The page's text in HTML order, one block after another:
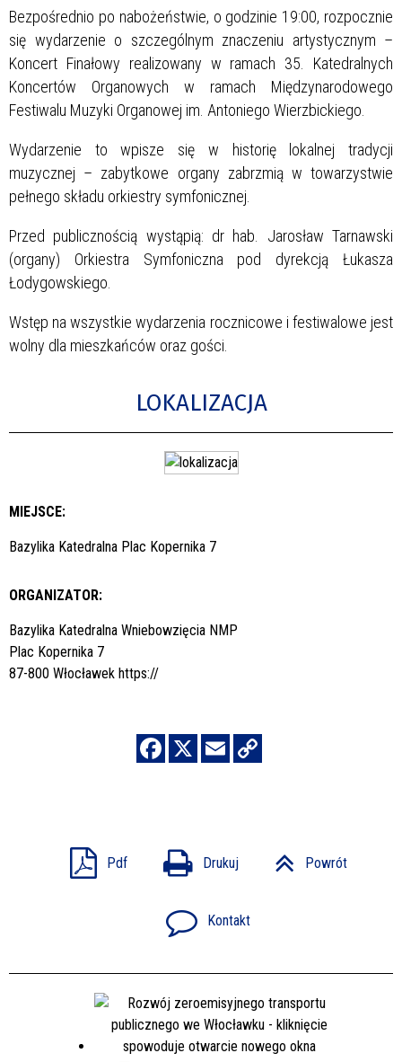
Bezpośrednio po nabożeństwie, o godzinie 19:00, rozpocznie
się wydarzenie o szczególnym znaczeniu artystycznym –
Koncert Finałowy realizowany w ramach 35. Katedralnych
Koncertów Organowych w ramach Międzynarodowego
Festiwalu Muzyki Organowej im. Antoniego Wierzbickiego.
Wydarzenie to wpisze się w historię lokalnej tradycji
muzycznej – zabytkowe organy zabrzmią w towarzystwie
pełnego składu orkiestry symfonicznej.
Przed publicznością wystąpią: dr hab. Jarosław Tarnawski
(organy) Orkiestra Symfoniczna pod dyrekcją Łukasza
Łodygowskiego.
Wstęp na wszystkie wydarzenia rocznicowe i festiwalowe jest
wolny dla mieszkańców oraz gości.
LOKALIZACJA
MIEJSCE:
Bazylika Katedralna Plac Kopernika 7
ORGANIZATOR:
Bazylika Katedralna Wniebowzięcia NMP
Plac Kopernika 7
87-800 Włocławek https://
Pdf Drukuj Powrót
Kontakt